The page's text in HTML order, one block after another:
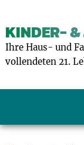
KINDER- &
Ihre Haus- und
vollendeten 21.